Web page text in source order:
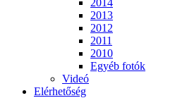
2014
2013
2012
2011
2010
Egyéb fotók
Videó
Elérhetőség